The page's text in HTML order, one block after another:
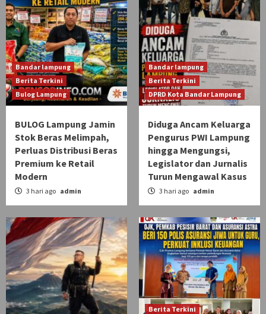
Bandar lampung
Berita Terkini
Bulog Lampung
BULOG Lampung Jamin
Stok Beras Melimpah,
Perluas Distribusi Beras
Premium ke Retail
Modern
3 hari ago admin
Bandar lampung
Berita Terkini
DPRD Kota Bandar Lampung
Diduga Ancam Keluarga
Pengurus PWI Lampung
hingga Mengungsi,
Legislator dan Jurnalis
Turun Mengawal Kasus
3 hari ago admin
Berita Terkini